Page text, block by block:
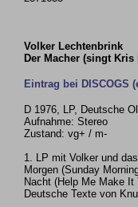
Volker Lechtenbrink
Der Macher (singt
Eintrag bei DISCOGS
D 1976, LP, Deutsche
Aufnahme: Stereo
Zustand: vg+ / m-
1. LP mit Volker und
Morgen (Sunday
Nacht (Help Me Make It
Deutsche Texte von